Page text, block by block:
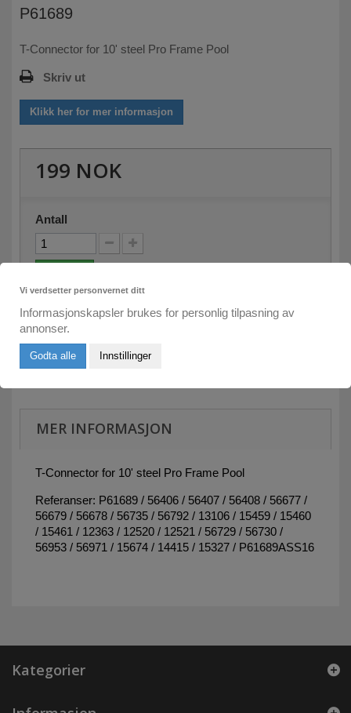
P61689
T-Connector for 10' steel Pro Frame Pool
Skriv ut
Klikk her for mer informasjon
199 NOK
Antall
Legg i kurven
MER INFORMASJON
T-Connector for 10' steel Pro Frame Pool
Referanser: P61689 / 56406 / 56407 / 56408 / 56677 /
56679 / 56678 / 56735 / 56792 / 13106 / 15459 / 15460
/ 15461 / 12363 / 12520 / 12521 / 56729 / 56730 /
56953 / 56971 / 15674 / 14415 / 15327 / P61689ASS16
Kategorier
Vi verdsetter personvernet ditt
Informasjonskapsler brukes for personlig tilpasning av
annonser.
Godta alle Innstillinger